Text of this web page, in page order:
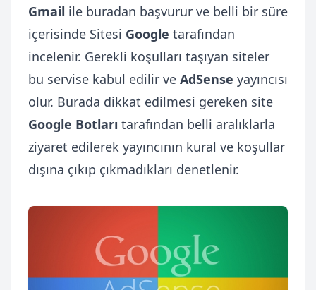
Gmail ile buradan başvurur ve belli bir süre
içerisinde Sitesi Google tarafından
incelenir. Gerekli koşulları taşıyan siteler
bu servise kabul edilir ve AdSense yayıncısı
olur. Burada dikkat edilmesi gereken site
Google Botları tarafından belli aralıklarla
ziyaret edilerek yayıncının kural ve koşullar
dışına çıkıp çıkmadıkları denetlenir.